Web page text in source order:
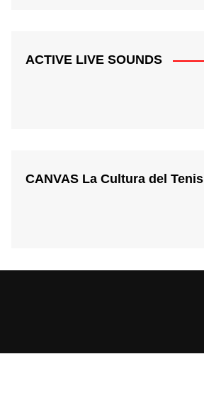
ACTIVE LIVE SOUNDS
CANVAS La Cultura del Tenis